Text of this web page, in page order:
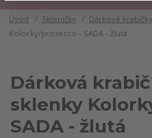
Úvod Skleničky Dárkové krabičky
Kolorky/prosecco - SADA - žlutá
Dárková
sklenky
SADA - žlutá